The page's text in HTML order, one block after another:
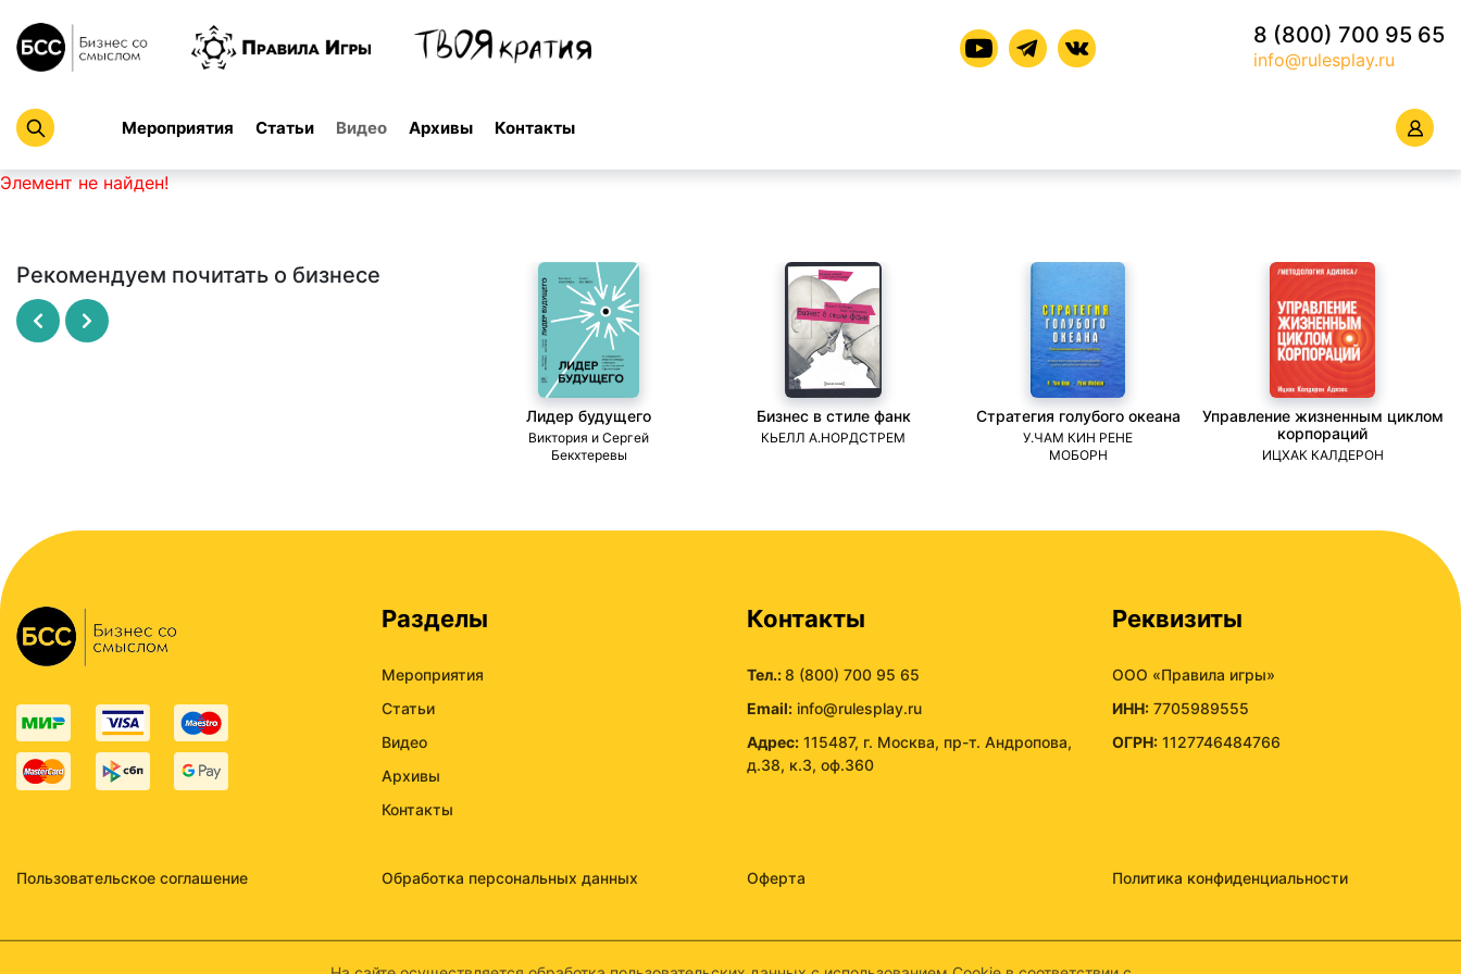
8 (800) 700 95 65
info@rulesplay.ru
Мероприятия Статьи Видео Архивы Контакты
Элемент не найден!
Рекомендуем почитать о бизнесе
Лидер будущего
Виктория и Сергей
Бекхтеревы
Бизнес в стиле фанк
КЬЕЛЛ А.НОРДСТРЕМ
Стратегия голубого океана
У.ЧАМ КИН РЕНЕ
МОБОРН
Управление жизненным циклом
корпораций
ИЦХАК КАЛДЕРОН
Разделы
Мероприятия
Статьи
Видео
Архивы
Контакты
Контакты
Тел.:8 (800) 700 95 65
Email: info@rulesplay.ru
Адрес: 115487, г. Москва, пр-т. Андропова,
д.38, к.3, оф.360
Реквизиты
ООО «Правила игры»
ИНН: 7705989555
ОГРН: 1127746484766
Пользовательское соглашение Обработка персональных данных Оферта Политика конфиденциальности